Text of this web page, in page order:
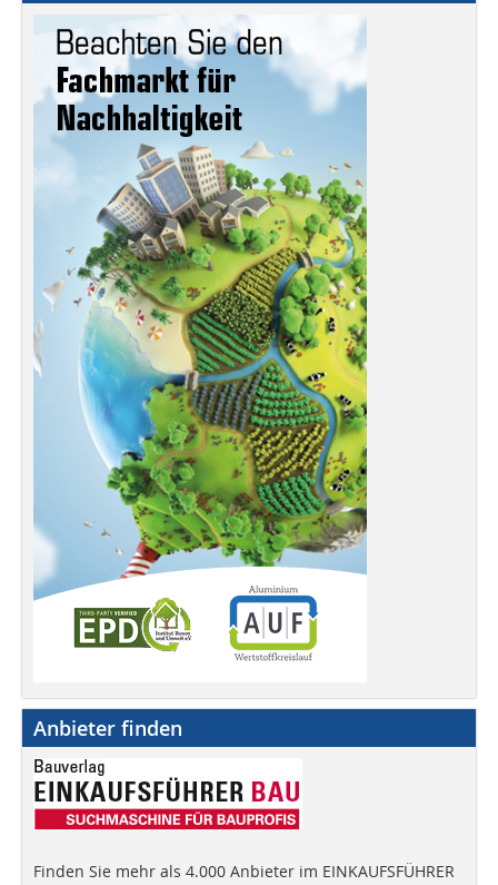
Anbieter finden
Finden Sie mehr als 4.000 Anbieter im EINKAUFSFÜHRER